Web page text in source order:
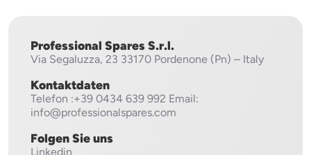
Professional Spares S.r.l.
Via Segaluzza, 23 33170 Pordenone (Pn) – Italy
Kontaktdaten
Telefon :+39 0434 639 992 Email:
info@professionalspares.com
Folgen Sie uns
Linkedin